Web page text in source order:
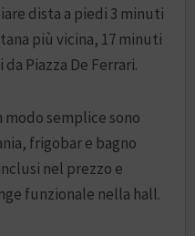
dista a piedi 3 minuti
più vicina, 17 minuti
Piazza De Ferrari.
modo semplice sono
frigobar e bagno
nel prezzo e
funzionale nella hall.